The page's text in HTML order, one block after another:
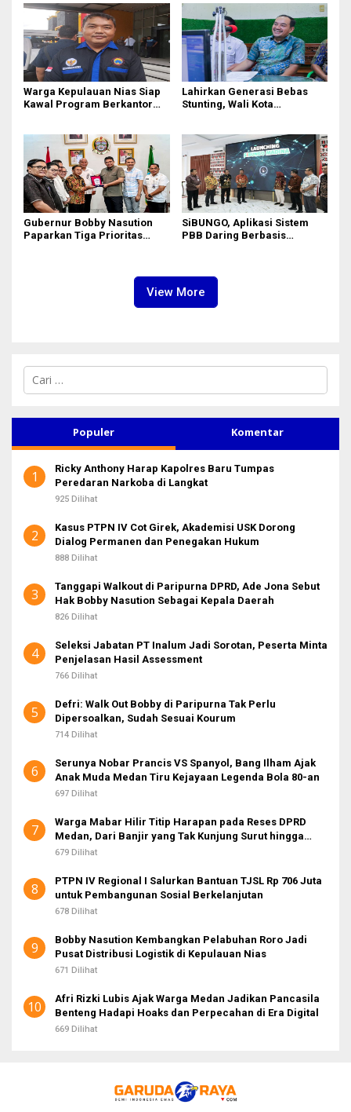
Warga Kepulauan Nias Siap
Kawal Program Berkantor
Lahirkan Generasi Bebas
Stunting, Wali Kota
Gubernur Bobby Nasution
Paparkan Tiga Prioritas
SiBUNGO, Aplikasi Sistem
PBB Daring Berbasis
View More
C
i
n
u
k
Populer Komentar
1
Ricky Anthony Harap Kapolres Baru Tumpas
Peredaran Narkoba di Langkat
925 Dilihat
2
Kasus PTPN IV Cot Girek, Akademisi USK Dorong
Dialog Permanen dan Penegakan Hukum
888 Dilihat
3
Tanggapi Walkout di Paripurna DPRD, Ade Jona Sebut
Hak Bobby Nasution Sebagai Kepala Daerah
826 Dilihat
4
Seleksi Jabatan PT Inalum Jadi Sorotan, Peserta Minta
Penjelasan Hasil Assessment
766 Dilihat
5
Defri: Walk Out Bobby di Paripurna Tak Perlu
Dipersoalkan, Sudah Sesuai Kourum
714 Dilihat
6
Serunya Nobar Prancis VS Spanyol, Bang Ilham Ajak
Anak Muda Medan Tiru Kejayaan Legenda Bola 80-an
697 Dilihat
7
Warga Mabar Hilir Titip Harapan pada Reses DPRD
Medan, Dari Banjir yang Tak Kunjung Surut hingga
Layanan IKD
679 Dilihat
8
PTPN IV Regional I Salurkan Bantuan TJSL Rp 706 Juta
untuk Pembangunan Sosial Berkelanjutan
678 Dilihat
9
Bobby Nasution Kembangkan Pelabuhan Roro Jadi
Pusat Distribusi Logistik di Kepulauan Nias
671 Dilihat
10
Afri Rizki Lubis Ajak Warga Medan Jadikan Pancasila
Benteng Hadapi Hoaks dan Perpecahan di Era Digital
669 Dilihat